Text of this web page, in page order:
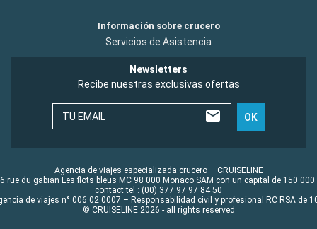
Información sobre crucero
Servicios de Asistencia
Newsletters
Recibe nuestras exclusivas ofertas
TU EMAIL OK
Agencia de viajes especializada crucero – CRUISELINE
rue du gabian Les flots bleus MC 98 000 Monaco SAM con un capital de 150 000
contact tel : (00) 377 97 97 84 50
de viajes n° 006 02 0007 – Responsabilidad civil y profesional RC RSA de
© CRUISELINE 2026 - all rights reserved